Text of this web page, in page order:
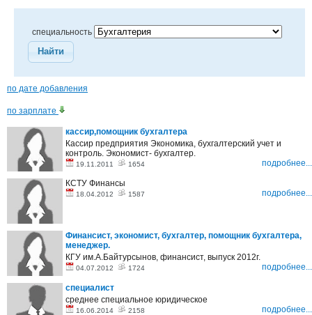
специальность
Найти
по дате добавления
по зарплате
кассир,помощник бухгалтера
Кассир предприятия Экономика, бухгалтерский учет и
контроль. Экономист- бухгалтер.
19.11.2011 1654 подробнее...
КСТУ Финансы
18.04.2012 1587 подробнее...
Финансист, экономист, бухгалтер, помощник бухгалтера,
менеджер.
КГУ им.А.Байтурсынов, финансист, выпуск 2012г.
04.07.2012 1724 подробнее...
специалист
среднее специальное юридическое
16.06.2014 2158 подробнее...